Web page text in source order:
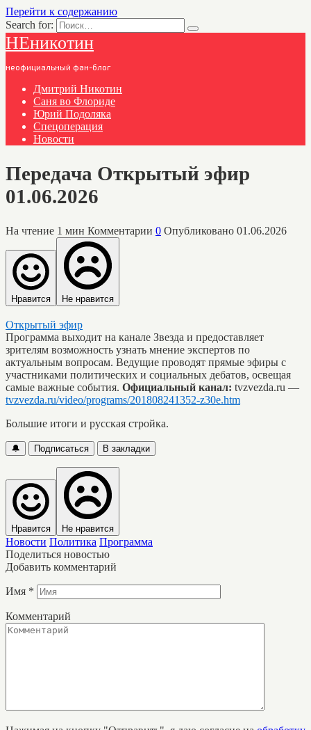
Перейти к содержанию
Search for:
НЕникотин
неофициальный фан-блог
Дмитрий Никотин
Саня во Флориде
Юрий Подоляка
Спецоперация
Новости
Передача Открытый эфир
01.06.2026
На чтение 1 мин Комментарии 0 Опубликовано 01.06.2026
Нравится Не нравится
Открытый эфир
Программа выходит на канале Звезда и предоставляет
зрителям возможность узнать мнение экспертов по
актуальным вопросам. Ведущие проводят прямые эфиры с
участниками политических и социальных дебатов, освещая
самые важные события. Официальный канал: tvzvezda.ru —
tvzvezda.ru/video/programs/201808241352-z30e.htm
Большие итоги и русская стройка.
🔔 Подписаться В закладки
Нравится Не нравится
Новости Политика Программа
Поделиться новостью
Добавить комментарий
Имя *
Комментарий